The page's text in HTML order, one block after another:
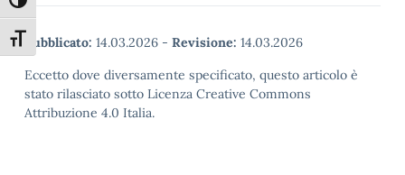
Attiva/disattiva dimensione testo
Pubblicato: 14.03.2026 - Revisione: 14.03.2026
Eccetto dove diversamente specificato, questo articolo è
stato rilasciato sotto Licenza Creative Commons
Attribuzione 4.0 Italia.